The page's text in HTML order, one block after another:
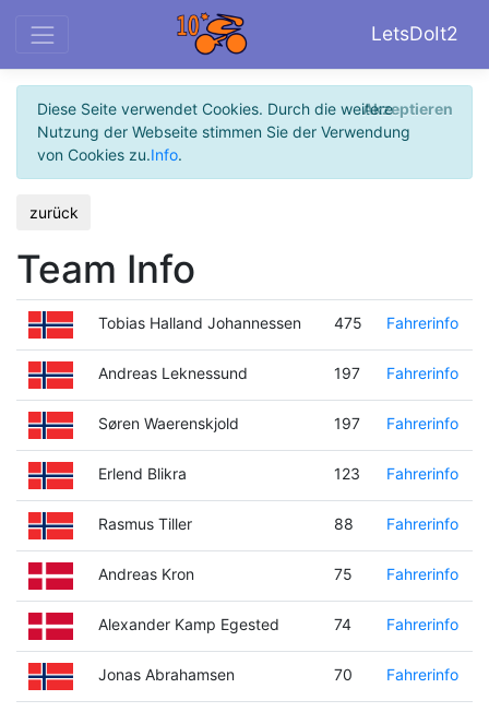
LetsDoIt2
Diese Seite verwendet Cookies. Durch die weitere
Nutzung der Webseite stimmen Sie der Verwendung
von Cookies zu.Info.
Akzeptieren
zurück
Team Info
Tobias Halland Johannessen 475 Fahrerinfo
Andreas Leknessund 197 Fahrerinfo
Søren Waerenskjold 197 Fahrerinfo
Erlend Blikra 123 Fahrerinfo
Rasmus Tiller 88 Fahrerinfo
Andreas Kron 75 Fahrerinfo
Alexander Kamp Egested 74 Fahrerinfo
Jonas Abrahamsen 70 Fahrerinfo